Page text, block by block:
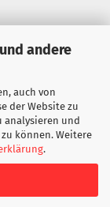
andere
auch von
der Website zu
analysieren und
können. Weitere
.